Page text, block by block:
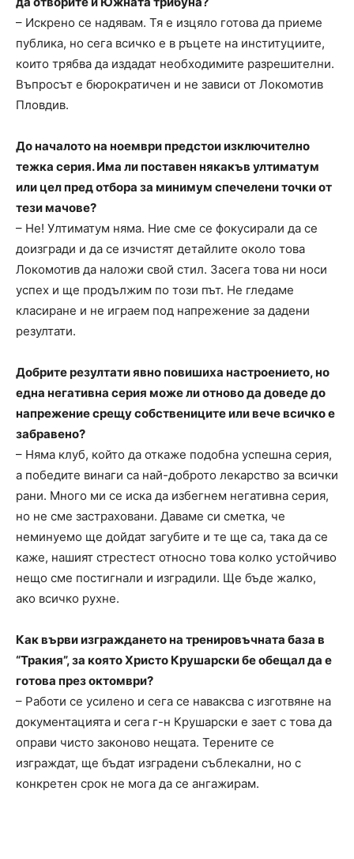
– Искрено се надявам. Тя е изцяло готова да приеме
публика, но сега всичко е в ръцете на институциите,
които трябва да издадат необходимите разрешителни.
Въпросът е бюрократичен и не зависи от Локомотив
Пловдив.
До началото на ноември предстои изключително
тежка серия. Има ли поставен някакъв ултиматум
или цел пред отбора за минимум спечелени точки от
тези мачове?
– Не! Ултиматум няма. Ние сме се фокусирали да се
доизгради и да се изчистят детайлите около това
Локомотив да наложи свой стил. Засега това ни носи
успех и ще продължим по този път. Не гледаме
класиране и не играем под напрежение за дадени
резултати.
Добрите резултати явно повишиха настроението, но
една негативна серия може ли отново да доведе до
напрежение срещу собствениците или вече всичко е
забравено?
– Няма клуб, който да откаже подобна успешна серия,
а победите винаги са най-доброто лекарство за всички
рани. Много ми се иска да избегнем негативна серия,
но не сме застраховани. Даваме си сметка, че
неминуемо ще дойдат загубите и те ще са, така да се
каже, нашият стрестест относно това колко устойчиво
нещо сме постигнали и изградили. Ще бъде жалко,
ако всичко рухне.
Как върви изграждането на тренировъчната база в
“Тракия”, за която Христо Крушарски бе обещал да е
готова през октомври?
– Работи се усилено и сега се наваксва с изготвяне на
документацията и сега г-н Крушарски е зает с това да
оправи чисто законово нещата. Терените се
изграждат, ще бъдат изградени съблекални, но с
конкретен срок не мога да се ангажирам.